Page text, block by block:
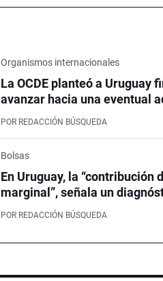
Organismos internacionales
La OCDE planteó a Uruguay
avanzar hacia una eventual
POR REDACCIÓN BÚSQUEDA
Bolsas
En Uruguay, la “contribución
marginal”, señala un
POR REDACCIÓN BÚSQUEDA